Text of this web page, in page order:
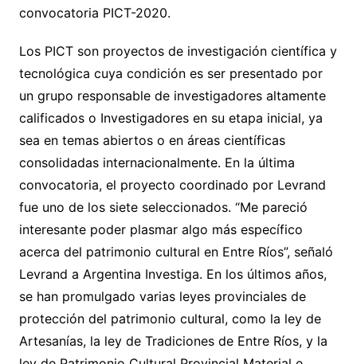
convocatoria PICT-2020.
Los PICT son proyectos de investigación científica y
tecnológica cuya condición es ser presentado por
un grupo responsable de investigadores altamente
calificados o Investigadores en su etapa inicial, ya
sea en temas abiertos o en áreas científicas
consolidadas internacionalmente. En la última
convocatoria, el proyecto coordinado por Levrand
fue uno de los siete seleccionados. “Me pareció
interesante poder plasmar algo más específico
acerca del patrimonio cultural en Entre Ríos”, señaló
Levrand a Argentina Investiga. En los últimos años,
se han promulgado varias leyes provinciales de
protección del patrimonio cultural, como la ley de
Artesanías, la ley de Tradiciones de Entre Ríos, y la